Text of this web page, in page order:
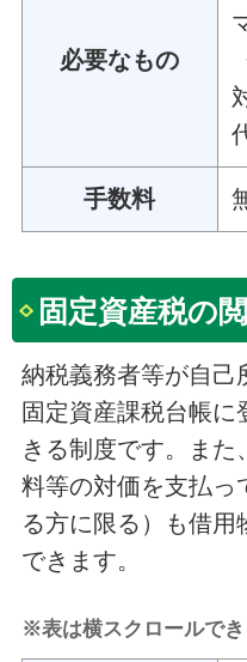
必要なもの
手数料
固定資産税の
納税義務者等が自己
固定資産課税台帳
きる制度です。ま
料等の対価を支払っ
る方に限る）も借用
できます。
※表は横スクロールでき